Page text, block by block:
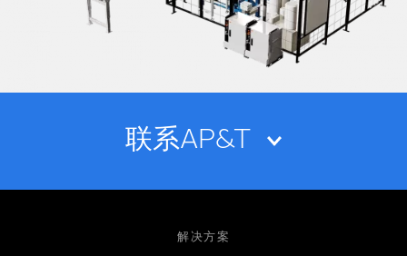
联系AP&T
解决方案